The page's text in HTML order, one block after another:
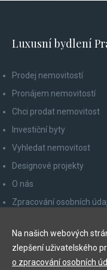
Luxusní bydlení
Prodej nemovitostí
Pronájem nemovitostí
Chci prodat nemovitost
Investiční byty
Vyhledat nemovitost
Designové projekty
O nás
Zpracování osobních
Odhlášení z newsletteru
Na našich webových
zlepšení uživatelského
o zpracování osobních